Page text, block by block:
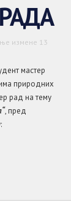
измене 13
мастер
природних
рад на тему
, пред